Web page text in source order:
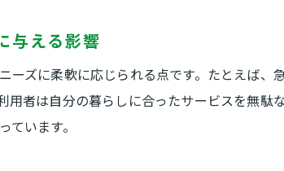
不用品回収も便利屋なら分
便利屋の不用品買取サービ
与える影響
ーズに柔軟に応じられる点です。たとえば
用者は自分の暮らしに合ったサービスを無
います。